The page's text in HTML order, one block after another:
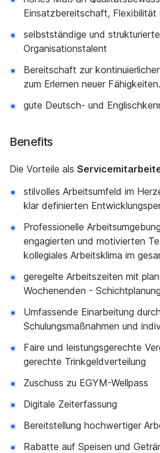
Einsatzbereitschaft, Flexibilität
selbstständige und
Organisationstalent
Bereitschaft zur
zum Erlernen neuer Fähigkeiten.
gute Deutsch- und
Benefits
Die Vorteile als
stilvolles Arbeitsumfeld im
klar definierten
Professionelle
engagierten und motivierten
kollegiales Arbeitsklima im
geregelte Arbeitszeiten mit
Wochenenden -
Umfassende Einarbeitung
Schulungsmaßnahmen und
Faire und leistungsgerechte
gerechte Trinkgeldverteilung
Zuschuss zu EGYM-Wellpass
Digitale Zeiterfassung
Bereitstellung hochwertiger
Rabatte auf Speisen und